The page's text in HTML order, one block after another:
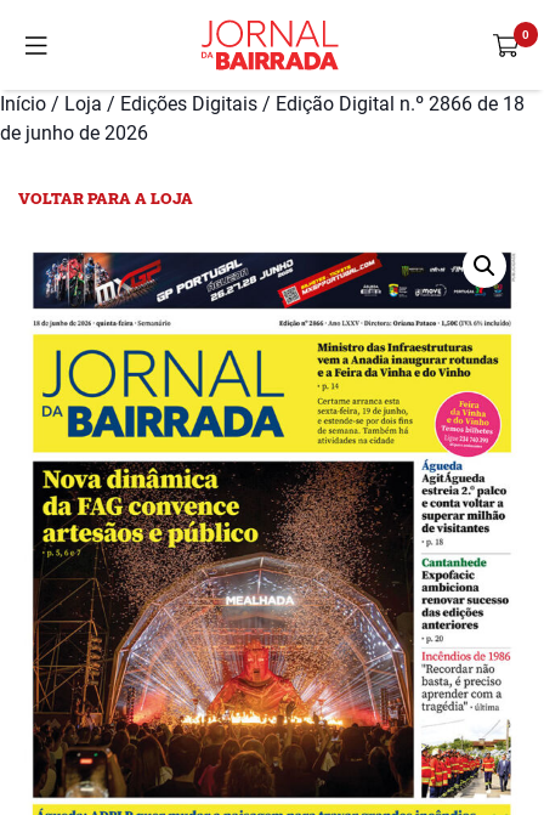
Início / Loja / Edições Digitais / Edição Digital n.º 2866 de 18
de junho de 2026
VOLTAR PARA A LOJA